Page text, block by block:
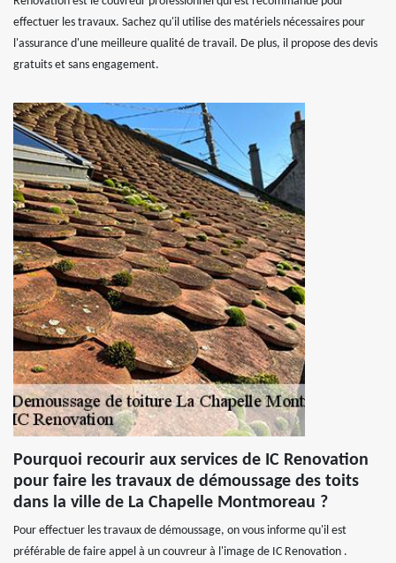
effectuer les travaux. Sachez qu'il utilise des matériels nécessaires pour
l'assurance d'une meilleure qualité de travail. De plus, il propose des devis
gratuits et sans engagement.
Pourquoi recourir aux services de IC Renovation
pour faire les travaux de démoussage des toits
dans la ville de La Chapelle Montmoreau ?
Pour effectuer les travaux de démoussage, on vous informe qu'il est
préférable de faire appel à un couvreur à l'image de IC Renovation .